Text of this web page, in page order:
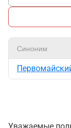
Синоним